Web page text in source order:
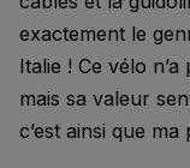
exactement le
Italie ! Ce vélo
mais sa valeur
c’est ainsi que